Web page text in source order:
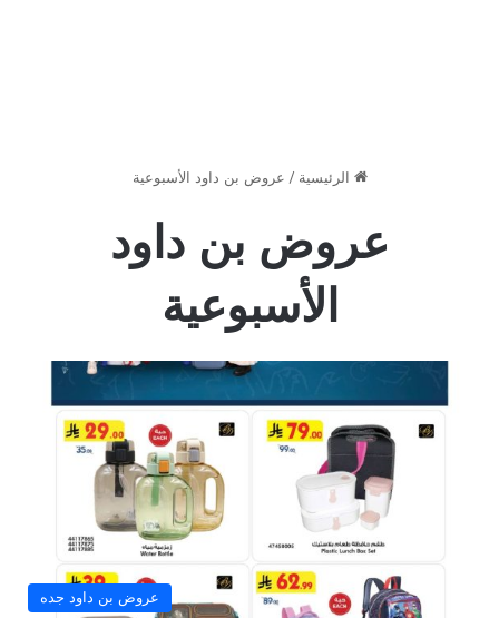
الرئيسية / عروض بن داود الأسبوعية
عروض بن داود
الأسبوعية
عروض بن داود جده